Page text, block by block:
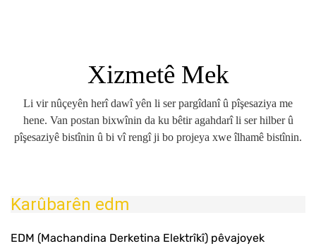
Xizmetê Mek
Li vir nûçeyên herî dawî yên li ser pargîdanî û pîşesaziya me
hene. Van postan bixwînin da ku bêtir agahdarî li ser hilber û
pîşesaziyê bistînin û bi vî rengî ji bo projeya xwe îlhamê bistînin.
Karûbarên edm
EDM (Machandina Derketina Elektrîkî) pêvajoyek